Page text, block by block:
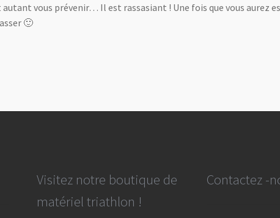
vous prévenir… Il est rassasiant ! Une fois que vous aurez
🙂
Visitez notre boutique de
matériel triathlon !
Contactez -